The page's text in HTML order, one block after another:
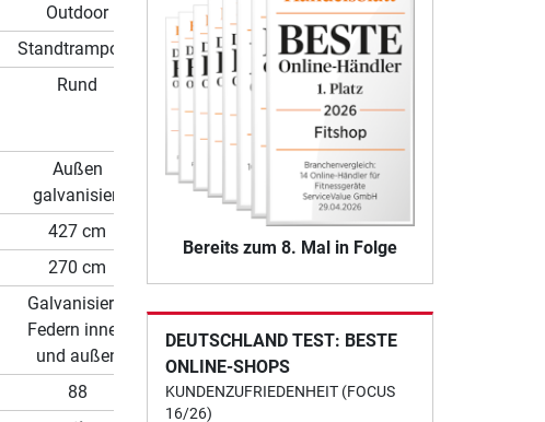
Outdoor
Standtrampolin
Rund
Außen
galvanisiert
427 cm
270 cm
Galvanisierte
Federn innen
und außen
88
Bereits zum 8. Mal in Folge
DEUTSCHLAND TEST: BESTE
ONLINE-SHOPS
KUNDENZUFRIEDENHEIT (FOCUS
16/26)